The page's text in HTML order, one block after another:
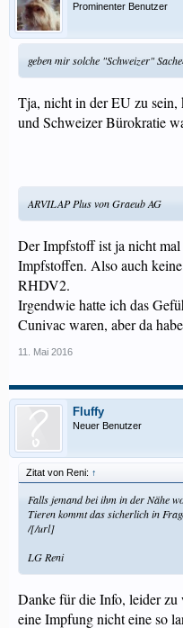
Prominenter Benutzer
geben mir solche "Schweizer"
Tja, nicht in der EU zu sein,
und Schweizer Bürokratie
ARVILAP Plus von Graeub AG
Der Impfstoff ist ja nicht
Impfstoffen. Also auch
RHDV2.
Irgendwie hatte ich das
Cunivac waren, aber da
11. Mai 2016
Fluffy
Neuer Benutzer
Zitat von Reni: ↑
Falls jemand bei ihm in der Nähe
Tieren kommt das sicherlich in
/[/url]
LG Reni
Danke für die Info, leider
eine Impfung nicht eine so